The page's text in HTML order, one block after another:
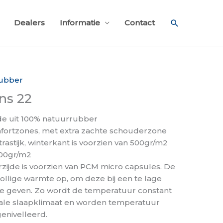
Dealers Informatie Contact Zoeken
22
uit 100% natuurrubber
met extra zachte schouderzone
winterkant is voorzien van 500gr/m2
m2
is voorzien van PCM micro capsules. De
warmte op, om deze bij een te lage
geven. Zo wordt de temperatuur constant
slaapklimaat en worden temperatuur